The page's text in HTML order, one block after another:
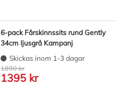
6-pack Fårskinnssits rund Gently
34cm ljusgrå Kampanj
Skickas inom 1-3 dagar
1890 kr
1395 kr